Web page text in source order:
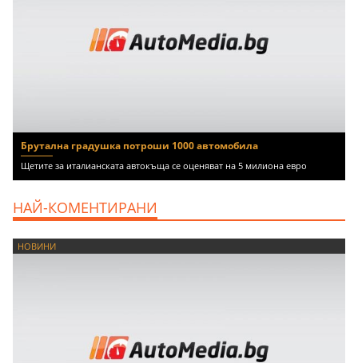
Брутална градушка потроши 1000 автомобила
Щетите за италианската автокъща се оценяват на 5 милиона евро
НАЙ-КОМЕНТИРАНИ
НОВИНИ